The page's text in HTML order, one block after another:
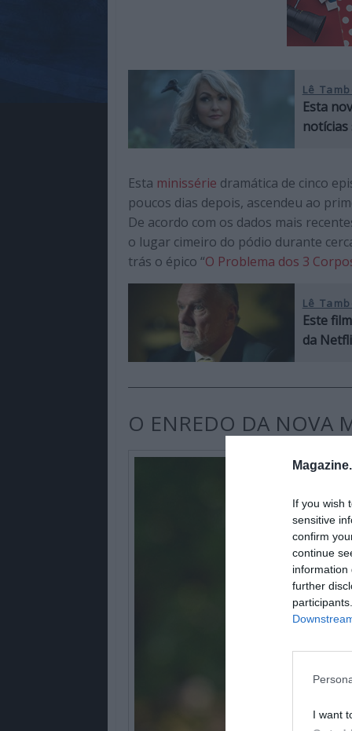
If you wish
sensitive
confirm
continue
information
further
I want
Lê
Esta
notícias
Esta minissérie dramática de cinco
poucos dias depois, ascendeu ao
De acordo com os dados mais
o lugar cimeiro do pódio durante
trás o épico “O Problema dos 3
Lê
Este
da
O ENREDO DA NOVA